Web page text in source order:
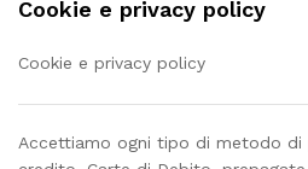
Cookie e privacy policy
Cookie e privacy policy
Accettiamo ogni tipo di metodo di